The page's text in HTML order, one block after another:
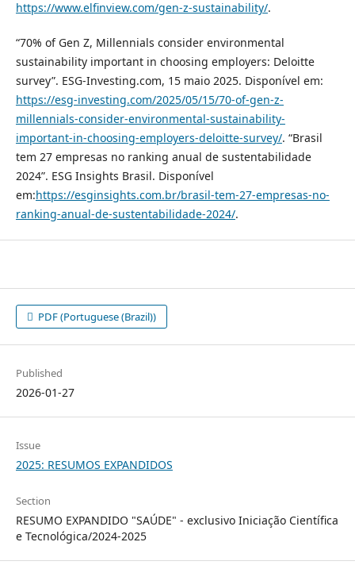
https://www.elfinview.com/gen-z-sustainability/.
“70% of Gen Z, Millennials consider environmental
sustainability important in choosing employers: Deloitte
survey”. ESG-Investing.com, 15 maio 2025. Disponível em:
https://esg-investing.com/2025/05/15/70-of-gen-z-
millennials-consider-environmental-sustainability-
important-in-choosing-employers-deloitte-survey/. “Brasil
tem 27 empresas no ranking anual de sustentabilidade
2024”. ESG Insights Brasil. Disponível
em:https://esginsights.com.br/brasil-tem-27-empresas-no-
ranking-anual-de-sustentabilidade-2024/.
PDF (Portuguese (Brazil))
Published
2026-01-27
Issue
2025: RESUMOS EXPANDIDOS
Section
RESUMO EXPANDIDO "SAÚDE" - exclusivo Iniciação Científica
e Tecnológica/2024-2025